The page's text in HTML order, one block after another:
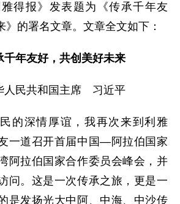
得报》发表题为《传承千年友
》的署名文章。文章全文如下：
千年友好，共创美好未来
人民共和国主席 习近平
的深情厚谊，我再次来到利雅
一道召开首届中国—阿拉伯国家
阿拉伯国家合作委员会峰会，并
问。这是一次传承之旅，更是一
是发扬光大中阿、中海、中沙传